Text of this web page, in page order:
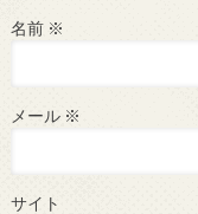
名前 ※
メール ※
サイト